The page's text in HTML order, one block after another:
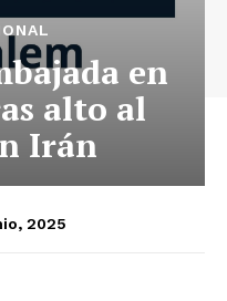
en
alto al
Irán
2025